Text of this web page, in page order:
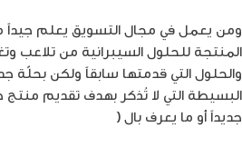
ومن يعمل في مجال التسويق يعلم
المنتجة للحلول السيبرانية من تلاعب
والحلول التي قدمتها سابقاً ولكن
البسيطة التي لا تُذكر بهدف تقديم
جديداً أو ما يعرف بال (